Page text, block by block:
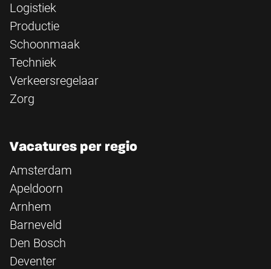
Logistiek
Productie
Schoonmaak
Techniek
Verkeersregelaar
Zorg
Vacatures per regio
Amsterdam
Apeldoorn
Arnhem
Barneveld
Den Bosch
Deventer